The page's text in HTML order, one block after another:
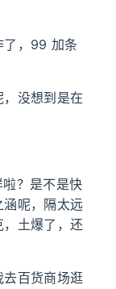
了，99 加条
没想到是在
？是不是快
呢，隔太远
土爆了，还
百货商场逛